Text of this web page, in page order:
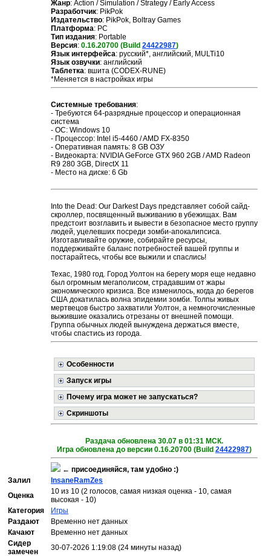
Жанр: Action / Simulation / Strategy / Early Access
Разработчик: PikPok
Издательство: PikPok, Boltray Games
Платформа: PC
Тип издания: Portable
Версия: 0.16.20700 (Build 24422987)
Язык интерфейса: русский*, английский, MULTi10
Язык озвучки: английский
Таблетка: вшита (CODEX-RUNE)
*Меняется в настройках игры
Системные требования:
- Требуются 64-разрядные процессор и операционная
система
- ОС: Windows 10
- Процессор: Intel i5-4460 / AMD FX-8350
- Оперативная память: 8 GB ОЗУ
- Видеокарта: NVIDIA GeForce GTX 960 2GB / AMD Radeon
R9 280 3GB, DirectX 11
- Место на диске: 6 Gb
Into the Dead: Our Darkest Days представляет собой сайд-
скроллер, посвященный выживанию в убежищах. Вам
предстоит возглавить и вывести в безопасное место группу
людей, уцелевших посреди зомби-апокалипсиса.
Изготавливайте оружие, собирайте ресурсы,
поддерживайте баланс потребностей вашей группы и
постарайтесь, чтобы все выжили и спаслись!
Техас, 1980 год. Город Уолтон на берегу моря еще недавно
был огромным мегаполисом, страдавшим от жары
экономического кризиса. Все изменилось, когда до берегов
США докатилась волна эпидемии зомби. Толпы живых
мертвецов быстро захватили Уолтон, а немногочисленные
выжившие оказались отрезаны от внешней помощи.
Группа обычных людей вынуждена держаться вместе,
чтобы спастись из города.
Особенности
Запуск игры
Почему игра может не запускаться?
Скриншоты
Раздача обновлена 30.07 в 01:31 МСК.
Игра обновлена до версии 0.16.20700 (Build 24422987)
← присоединяйся, там удобно :)
Залил
InsaneRamZes
Оценка
10 из 10 (2 голосов, самая низкая оценка - 10, самая
высокая - 10)
Категория
Игры
Раздают
Временно нет данных
Качают
Временно нет данных
Сидер
замечен
30-07-2026 1:19:08 (24 минуты назад)